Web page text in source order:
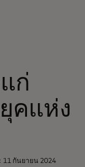
ก่
คแห่ง
11 กันยายน 2024